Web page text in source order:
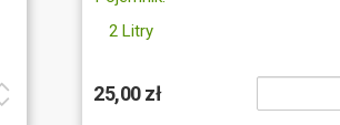
2 Litry
25,00 zł